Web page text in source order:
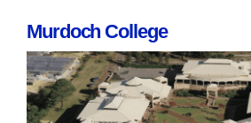
Murdoch College